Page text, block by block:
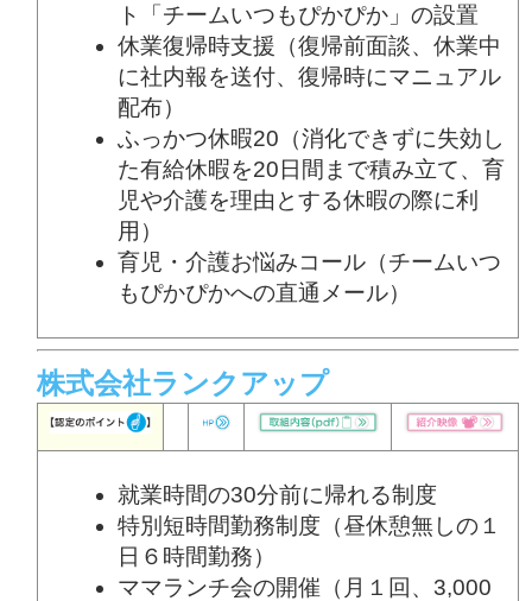
ト「チームいつもぴかぴか」の設置
休業復帰時支援（復帰前面談、休業中
に社内報を送付、復帰時にマニュアル
配布）
ふっかつ休暇20（消化できずに失効し
た有給休暇を20日間まで積み立て、育
児や介護を理由とする休暇の際に利
用）
育児・介護お悩みコール（チームいつ
もぴかぴかへの直通メール）
株式会社ランクアップ
就業時間の30分前に帰れる制度
特別短時間勤務制度（昼休憩無しの１
日６時間勤務）
ママランチ会の開催（月１回、3,000